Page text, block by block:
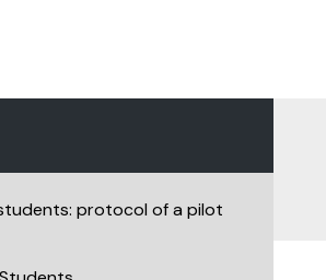
protocol of a pilot